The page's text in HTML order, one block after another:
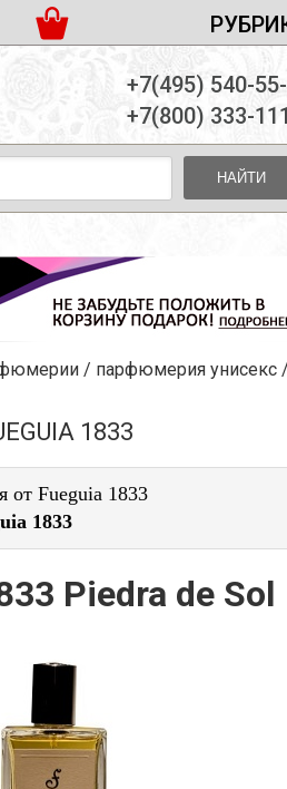
И ОПЛАТА
КОНТАКТЫ
ПАРФЮМЕРИЯ
ПАРФЮМЕРИЯ
ПАРФЮМЕРИЯ
НАБОРЫ
НАБОРЫ
НАБОРЫ
ЗА ЛИЦОМ
ЗА ТЕЛОМ
КОСМЕТИКА
+7(495) 540-
+7(800) 333-
НАЙТИ
/ парфюмерия унисекс /
1833
от Fueguia 1833
1833
Piedra de Sol